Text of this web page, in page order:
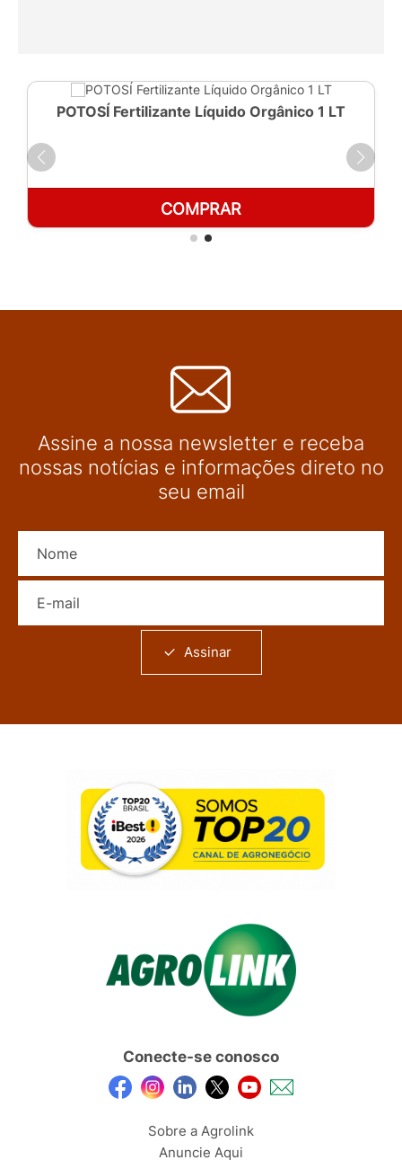
POTOSÍ Fertilizante Líquido Orgânico 1 LT
COMPRAR
Assine a nossa newsletter e receba
nossas notícias e informações direto no
seu email
Assinar
Conecte-se conosco
Sobre a Agrolink
Anuncie Aqui